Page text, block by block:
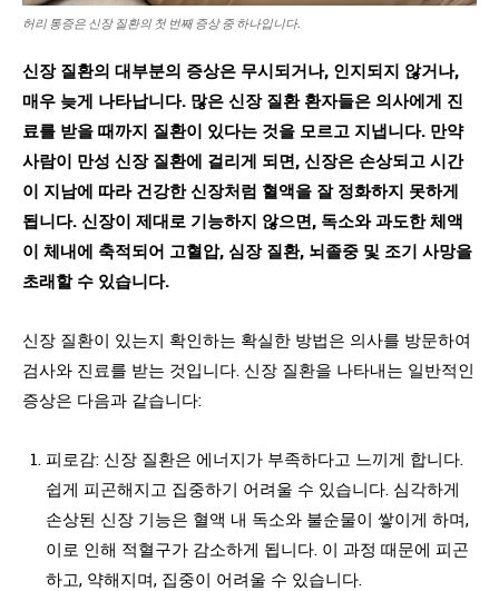
허리 통증은 신장 질환의 첫 번째 증상 중 하나입니다.
신장 질환의 대부분의 증상은 무시되거나, 인지되지 않거나,
매우 늦게 나타납니다. 많은 신장 질환 환자들은 의사에게 진
료를 받을 때까지 질환이 있다는 것을 모르고 지냅니다. 만약
사람이 만성 신장 질환에 걸리게 되면, 신장은 손상되고 시간
이 지남에 따라 건강한 신장처럼 혈액을 잘 정화하지 못하게
됩니다. 신장이 제대로 기능하지 않으면, 독소와 과도한 체액
이 체내에 축적되어 고혈압, 심장 질환, 뇌졸중 및 조기 사망을
초래할 수 있습니다.
신장 질환이 있는지 확인하는 확실한 방법은 의사를 방문하여
검사와 진료를 받는 것입니다. 신장 질환을 나타내는 일반적인
증상은 다음과 같습니다:
피로감: 신장 질환은 에너지가 부족하다고 느끼게 합니다.
쉽게 피곤해지고 집중하기 어려울 수 있습니다. 심각하게
손상된 신장 기능은 혈액 내 독소와 불순물이 쌓이게 하며,
이로 인해 적혈구가 감소하게 됩니다. 이 과정 때문에 피곤
하고, 약해지며, 집중이 어려울 수 있습니다.